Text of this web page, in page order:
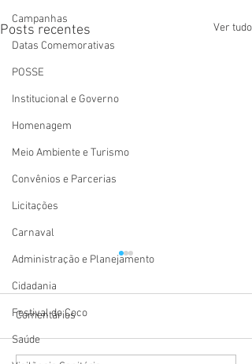
Campanhas
Datas Comemorativas
POSSE
Institucional e Governo
Homenagem
Meio Ambiente e Turismo
Convênios e Parcerias
Licitações
Carnaval
Administração e Planejamento
Cidadania
Festival do Coco
Saúde
Posts recentes Ver tudo
Comentários